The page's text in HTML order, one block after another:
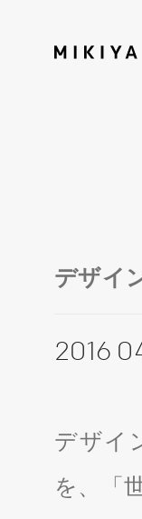
デザイ
2016
デザイ
を、「